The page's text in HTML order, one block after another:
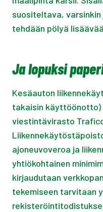
suositeltava,
tehdään pölyä
Ja lopuksi
Kesäauton
takaisin käyttöönotto)
viestintävirasto
ajoneuvoveroa ja
yhtiökohtainen
kirjaudutaan
tekemiseen tarvitaan